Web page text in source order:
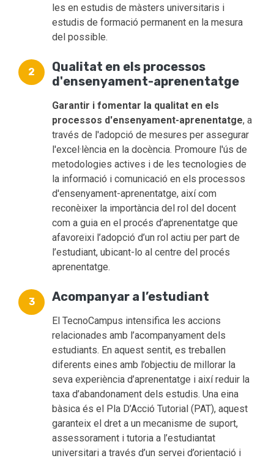
les en estudis de màsters universitaris i
estudis de formació permanent en la mesura
del possible.
Qualitat en els processos
d'ensenyament-aprenentatge
Garantir i fomentar la qualitat en els
processos d'ensenyament-aprenentatge, a
través de l'adopció de mesures per assegurar
l'excel·lència en la docència. Promoure l'ús de
metodologies actives i de les tecnologies de
la informació i comunicació en els processos
d'ensenyament-aprenentatge, així com
reconèixer la importància del rol del docent
com a guia en el procés d’aprenentatge que
afavoreixi l’adopció d’un rol actiu per part de
l’estudiant, ubicant-lo al centre del procés
aprenentatge.
Acompanyar a l’estudiant
El TecnoCampus intensifica les accions
relacionades amb l’acompanyament dels
estudiants. En aquest sentit, es treballen
diferents eines amb l’objectiu de millorar la
seva experiència d’aprenentatge i així reduir la
taxa d’abandonament dels estudis. Una eina
bàsica és el Pla D’Acció Tutorial (PAT), aquest
garanteix el dret a un mecanisme de suport,
assessorament i tutoria a l’estudiantat
universitari a través d’un servei d’orientació i